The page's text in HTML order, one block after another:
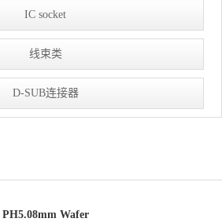
IC socket
线束类
D-SUB连接器
PH5.08mm Wafer